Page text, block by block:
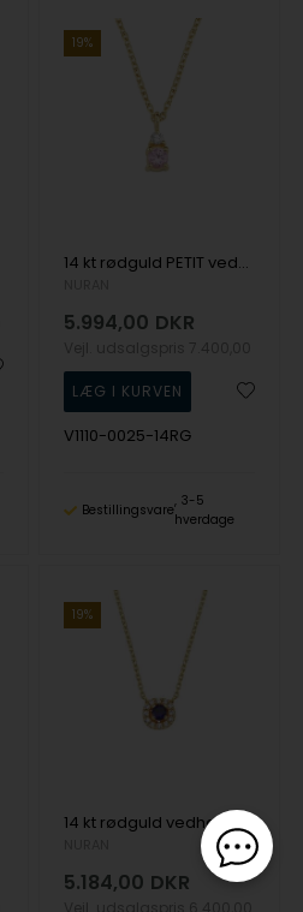
19%
14 kt rødguld PETIT vedhæng med pink safir og diamant Wesselton SI
5.994,00 DKR
V1110-0025-14RG
Bestillingsvare
3-5
hverdage
19%
14 kt rødguld vedhæng, fra Sofia serien med 1 x 0,08 ct safir & 12 x 0,005 ct diamanter Wesselton SI
5.184,00 DKR